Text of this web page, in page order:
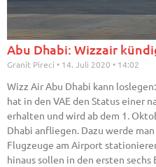
Abu Dhabi: Wizzair
Granit Pireci 14. Juli 2020 14:02
Wizz Air Abu Dhabi kann
hat in den VAE den Status einer
erhalten und wird ab dem 1.
Dhabi anfliegen. Dazu werde
Flugzeuge am Airport
hinaus sollen in den ersten